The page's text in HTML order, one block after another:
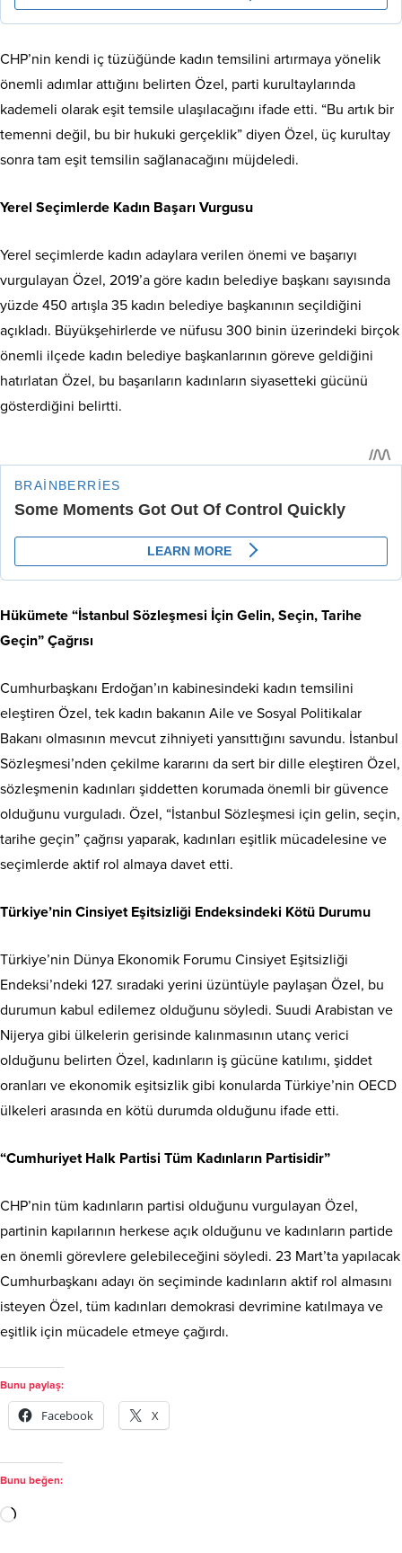
CHP’nin kendi iç tüzüğünde kadın temsilini artırmaya yönelik
önemli adımlar attığını belirten Özel, parti kurultaylarında
kademeli olarak eşit temsile ulaşılacağını ifade etti. “Bu artık bir
temenni değil, bu bir hukuki gerçeklik” diyen Özel, üç kurultay
sonra tam eşit temsilin sağlanacağını müjdeledi.
Yerel Seçimlerde Kadın Başarı Vurgusu
Yerel seçimlerde kadın adaylara verilen önemi ve başarıyı
vurgulayan Özel, 2019’a göre kadın belediye başkanı sayısında
yüzde 450 artışla 35 kadın belediye başkanının seçildiğini
açıkladı. Büyükşehirlerde ve nüfusu 300 binin üzerindeki birçok
önemli ilçede kadın belediye başkanlarının göreve geldiğini
hatırlatan Özel, bu başarıların kadınların siyasetteki gücünü
gösterdiğini belirtti.
Hükümete “İstanbul Sözleşmesi İçin Gelin, Seçin, Tarihe
Geçin” Çağrısı
Cumhurbaşkanı Erdoğan’ın kabinesindeki kadın temsilini
eleştiren Özel, tek kadın bakanın Aile ve Sosyal Politikalar
Bakanı olmasının mevcut zihniyeti yansıttığını savundu. İstanbul
Sözleşmesi’nden çekilme kararını da sert bir dille eleştiren Özel,
sözleşmenin kadınları şiddetten korumada önemli bir güvence
olduğunu vurguladı. Özel, “İstanbul Sözleşmesi için gelin, seçin,
tarihe geçin” çağrısı yaparak, kadınları eşitlik mücadelesine ve
seçimlerde aktif rol almaya davet etti.
Türkiye’nin Cinsiyet Eşitsizliği Endeksindeki Kötü Durumu
Türkiye’nin Dünya Ekonomik Forumu Cinsiyet Eşitsizliği
Endeksi’ndeki 127. sıradaki yerini üzüntüyle paylaşan Özel, bu
durumun kabul edilemez olduğunu söyledi. Suudi Arabistan ve
Nijerya gibi ülkelerin gerisinde kalınmasının utanç verici
olduğunu belirten Özel, kadınların iş gücüne katılımı, şiddet
oranları ve ekonomik eşitsizlik gibi konularda Türkiye’nin OECD
ülkeleri arasında en kötü durumda olduğunu ifade etti.
“Cumhuriyet Halk Partisi Tüm Kadınların Partisidir”
CHP’nin tüm kadınların partisi olduğunu vurgulayan Özel,
partinin kapılarının herkese açık olduğunu ve kadınların partide
en önemli görevlere gelebileceğini söyledi. 23 Mart’ta yapılacak
Cumhurbaşkanı adayı ön seçiminde kadınların aktif rol almasını
isteyen Özel, tüm kadınları demokrasi devrimine katılmaya ve
eşitlik için mücadele etmeye çağırdı.
Bunu paylaş:
Facebook X
Bunu beğen: